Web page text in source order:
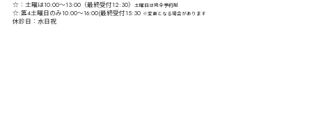
☆：土曜は10:00〜13:00（最終受付12:30） 土曜日は完全予約制
☆:第4土曜日のみ10:00～16:00(最終受付15:30 ※変更となる場合があります
休診日：水日祝